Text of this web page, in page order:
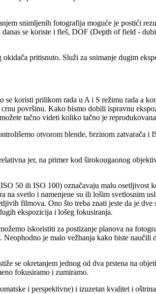
snimljenih fotografija moguće je postići
se koriste i fleš, DOF (Depth of field -
pritisnuto. Služi za snimanje dugim
koristi prilikom rada u A i S režimu rada a
površinu. Kako bismo dobili ispravnu
tačno videti koliko tačno je
otvorom blende, brzinom zatvarača i
jer, na primer kod širokougaonog
50 ili ISO 100) označavaju malu osetljivost
svetlo i namenjene su ili lošim svetlosnim
filmova. Ono što treba znati jeste da je dve
ekspozicija i lošeg fokusiranja.
iskoristiti za postizanje planova na
je malo vežbanja kako biste naučili
se okretanjem jednog od dva prstena na
fokusiramo i zumiramo.
i perspektivne) i izuzetan kvalitet i